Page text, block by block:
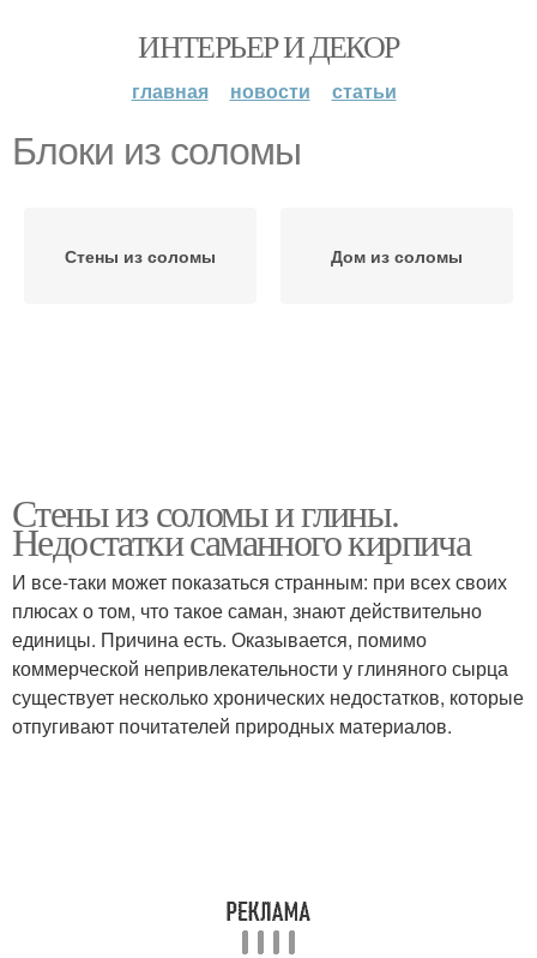
ИНТЕРЬЕР И ДЕКОР
главная новости статьи
Блоки из соломы
Стены из соломы Дом из соломы
Стены из соломы и глины.
Недостатки саманного кирпича
И все-таки может показаться странным: при всех своих
плюсах о том, что такое саман, знают действительно
единицы. Причина есть. Оказывается, помимо
коммерческой непривлекательности у глиняного сырца
существует несколько хронических недостатков, которые
отпугивают почитателей природных материалов.